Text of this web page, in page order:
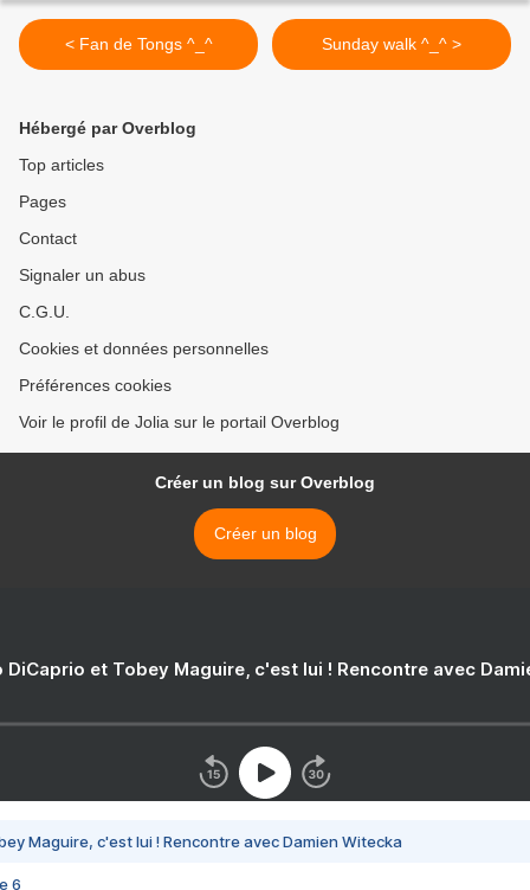
< Fan de Tongs ^_^ Sunday walk ^_^ >
Hébergé par Overblog
Top articles
Pages
Contact
Signaler un abus
C.G.U.
Cookies et données personnelles
Préférences cookies
Voir le profil de Jolia sur le portail Overblog
Créer un blog sur Overblog
Créer un blog
DiCaprio et Tobey Maguire, c'est lui ! Rencontre avec
Maguire, c'est lui ! Rencontre avec Damien Witecka
6